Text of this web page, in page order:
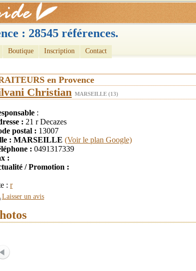
: 28545 références.
Boutique Inscription Contact
en Provence
Christian MARSEILLE (13)
:
: 21 r Decazes
postal : 13007
: MARSEILLE (Voir le plan Google)
: 0491317339
:
/ Promotion :
: r
Laisser un avis